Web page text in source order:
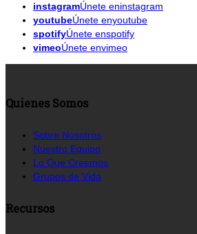
instagramÚnete eninstagram
youtubeÚnete enyoutube
spotifyÚnete enspotify
vimeoÚnete envimeo
Quienes Somos
Sobre Nosotros
Nuestro Equipo
Lo Que Creemos
Grupos de Vida
Recursos